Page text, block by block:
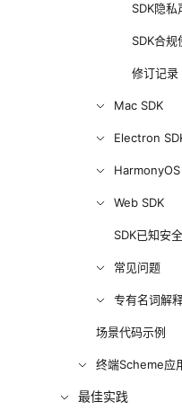
SDK隐私
SDK合规
修订记录
Mac SDK
Electron
HarmonyOS
Web SDK
SDK已知安
常见问题
专有名词解
场景代码示例
终端Scheme应
最佳实践